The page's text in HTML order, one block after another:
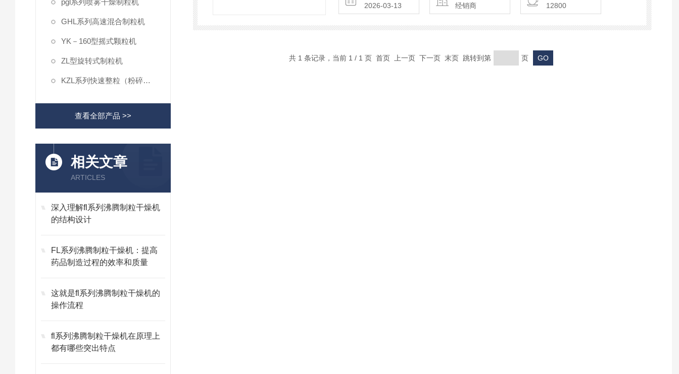
pgl系列喷雾干燥制粒机
GHL系列高速混合制粒机
YK－160型摇式颗粒机
ZL型旋转式制粒机
KZL系列快速整粒（粉碎）机
查看全部产品 >>
相关文章
ARTICLES
深入理解fl系列沸腾制粒干燥机
的结构设计
FL系列沸腾制粒干燥机：提高
药品制造过程的效率和质量
这就是fl系列沸腾制粒干燥机的
操作流程
fl系列沸腾制粒干燥机在原理上
都有哪些突出特点
2026-03-13
经销商
12800
共 1 条记录，当前 1 / 1 页 首页 上一页 下一页 末页 跳转到第 页